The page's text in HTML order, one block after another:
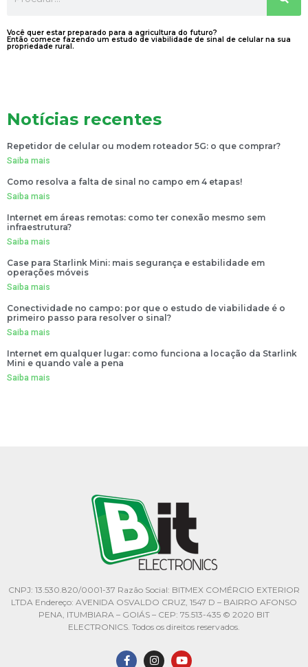
Você quer estar preparado para a agricultura do futuro?
Então comece fazendo um estudo de viabilidade de sinal de celular na sua
propriedade rural.
Notícias recentes
Repetidor de celular ou modem roteador 5G: o que comprar?
Saiba mais
Como resolva a falta de sinal no campo em 4 etapas!
Saiba mais
Internet em áreas remotas: como ter conexão mesmo sem
infraestrutura?
Saiba mais
Case para Starlink Mini: mais segurança e estabilidade em
operações móveis
Saiba mais
Conectividade no campo: por que o estudo de viabilidade é o
primeiro passo para resolver o sinal?
Saiba mais
Internet em qualquer lugar: como funciona a locação da Starlink
Mini e quando vale a pena
Saiba mais
CNPJ: 13.530.820/0001-37 Razão Social: BITMEX COMÉRCIO EXTERIOR
LTDA Endereço: AVENIDA OSVALDO CRUZ, 1547 D – BAIRRO AFONSO
PENA, ITUMBIARA – GOIÁS – CEP: 75.513-435 © 2020 BIT
ELECTRONICS. Todos os direitos reservados.